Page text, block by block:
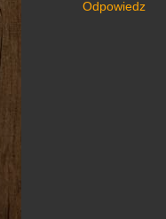
Odpowiedz